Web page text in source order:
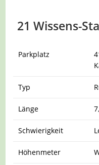
21 Wissens-
Parkplatz
Typ
Länge
Schwierigkeit
Höhenmeter